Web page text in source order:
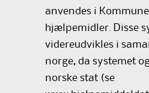
anvendes i
hjælpemidler. Disse
videreudvikles i
norge, da systemet
norske stat (se